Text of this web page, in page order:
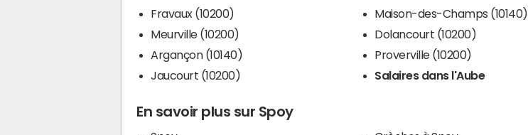
Fravaux (10200)
Meurville (10200)
Argançon (10140)
Jaucourt (10200)
Maison-des-Champs (10140)
Dolancourt (10200)
Proverville (10200)
Salaires dans l'Aube
En savoir plus sur Spoy